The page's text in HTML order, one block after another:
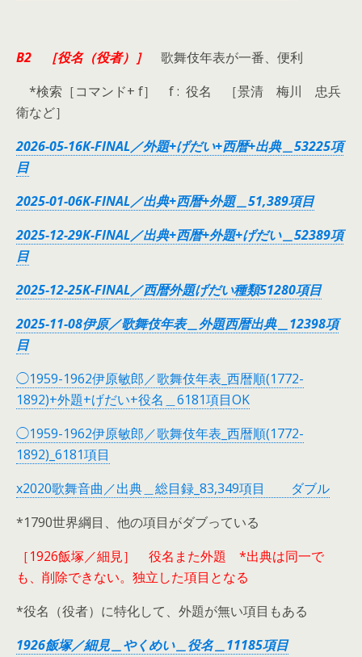
B2 ［役名（役者）］ 歌舞伎年表が一番、便利
*検索［コマンド+ f］ f : 役名 ［景清 梅川 忠兵
衛など］
2026-05-16K-FINAL／外題+げだい+西暦+出典＿53225項
目
2025-01-06K-FINAL／出典+西暦+外題＿51,389項目
2025-12-29K-FINAL／出典+西暦+外題+げだい＿52389項
目
2025-12-25K-FINAL／西暦外題げだい種類51280項目
2025-11-08伊原／歌舞伎年表＿外題西暦出典＿12398項
目
◯1959-1962伊原敏郎／歌舞伎年表_西暦順(1772-
1892)+外題+げだい+役名＿6181項目OK
◯1959-1962伊原敏郎／歌舞伎年表_西暦順(1772-
1892)_6181項目
x2020歌舞音曲／出典＿総目録_83,349項目 ダブル
*1790世界綱目、他の項目がダブっている
［1926飯塚／細見］ 役名また外題 *出典は同一で
も、削除できない。独立した項目となる
*役名（役者）に特化して、外題が無い項目もある
1926飯塚／細見＿やくめい＿役名＿11185項目